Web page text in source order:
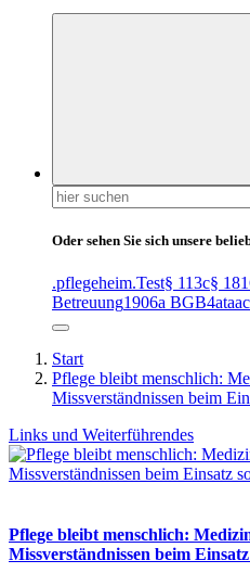
Suchen
nach:
Oder sehen Sie sich unsere
.pflegeheim.Test§ 113c§
Betreuung1906a BGB4at
Start
Pflege bleibt menschlich:
Missverständnissen beim
Links und Weiterführendes
Pflege bleibt menschlich:
Missverständnissen beim